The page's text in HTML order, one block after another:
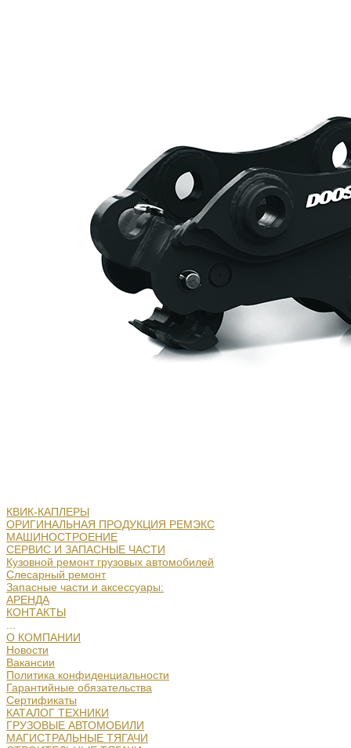
КВИК-КАПЛЕРЫ
ОРИГИНАЛЬНАЯ ПРОДУКЦИЯ РЕМЭКС
МАШИНОСТРОЕНИЕ
СЕРВИС И ЗАПАСНЫЕ ЧАСТИ
Кузовной ремонт грузовых автомобилей
Слесарный ремонт
Запасные части и аксессуары:
АРЕНДА
КОНТАКТЫ
О КОМПАНИИ
Новости
Вакансии
Политика конфиденциальности
Гарантийные обязательства
Сертификаты
КАТАЛОГ ТЕХНИКИ
ГРУЗОВЫЕ АВТОМОБИЛИ
МАГИСТРАЛЬНЫЕ ТЯГАЧИ